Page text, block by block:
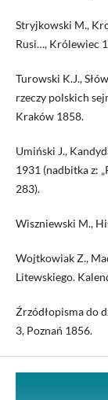
Stryjkowski M.,
Rusi…, Królewiec
Turowski K.J.,
rzeczy polskich
Kraków 1858.
Umiński J.,
1931 (nadbitka z:
283).
Wiszniewski M.,
Wojtkowiak Z.,
Litewskiego.
Źrzódłopisma do
3, Poznań 1856.